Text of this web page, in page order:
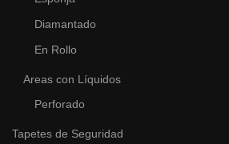
Diamantado
En Rollo
Areas con Líquidos
Perforado
Tapetes de Seguridad